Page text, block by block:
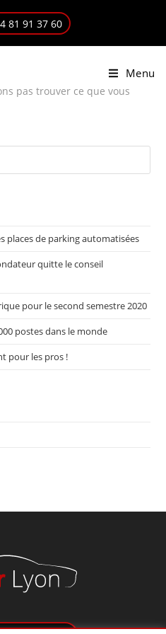
81 91 37 60
Menu
pas trouver ce que vous
places de parking automatisées
quitte le conseil
pour le second semestre 2020
postes dans le monde
pour les pros !